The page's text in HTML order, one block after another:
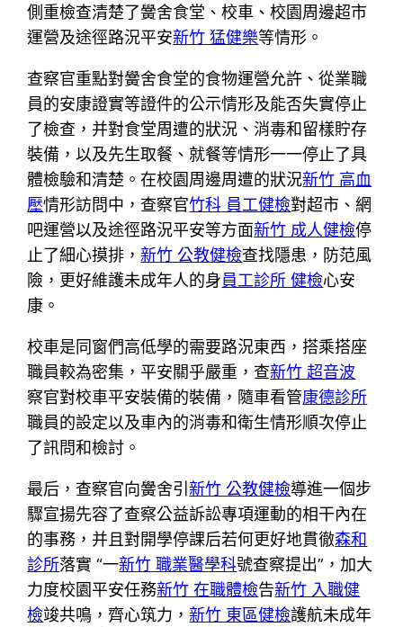
側重檢查清楚了黌舍食堂、校車、校園周邊超市
運營及途徑路況平安新竹 猛健樂等情形。
查察官重點對黌舍食堂的食物運營允許、從業職
員的安康證實等證件的公示情形及能否失實停止
了檢查，并對食堂周遭的狀況、消毒和留樣貯存
裝備，以及先生取餐、就餐等情形一一停止了具
體檢驗和清楚。在校園周邊周遭的狀況新竹 高血
壓情形訪問中，查察官竹科 員工健檢對超市、網
吧運營以及途徑路況平安等方面新竹 成人健檢停
止了細心摸排，新竹 公教健檢查找隱患，防范風
險，更好維護未成年人的身員工診所 健檢心安
康。
校車是同窗們高低學的需要路況東西，搭乘搭座
職員較為密集，平安關乎嚴重，查新竹 超音波
察官對校車平安裝備的裝備，隨車看管康德診所
職員的設定以及車內的消毒和衛生情形順次停止
了訊問和檢討。
最后，查察官向黌舍引新竹 公教健檢導進一個步
驟宣揚先容了查察公益訴訟專項運動的相干內在
的事務，并且對開學停課后若何更好地貫徹森和
診所落實 “一新竹 職業醫學科號查察提出”，加大
力度校園平安任務新竹 在職體檢告新竹 入職健
檢竣共鳴，齊心筑力，新竹 東區健檢護航未成年